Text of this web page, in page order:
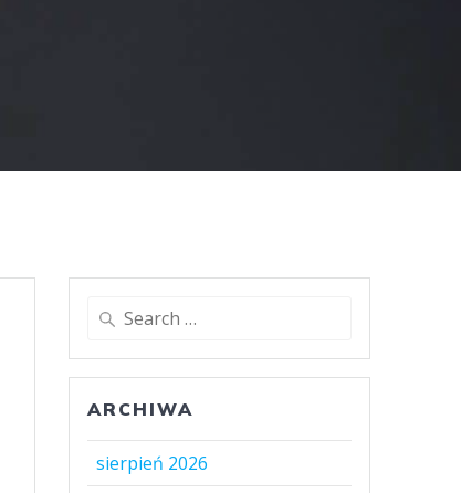
Search
ARCHIWA
sierpień 2026